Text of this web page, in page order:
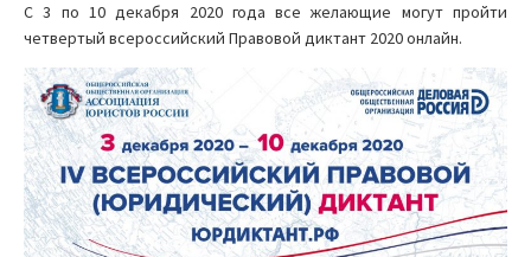
С 3 по 10 декабря 2020 года все желающие могут пройти
четвертый всероссийский Правовой диктант 2020 онлайн.